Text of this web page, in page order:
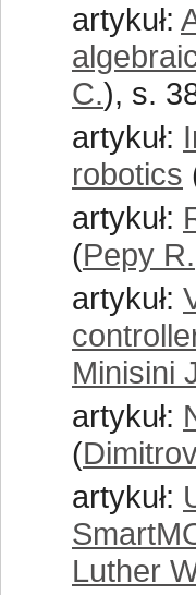
artykuł:
C.), s.
artykuł:
robotics
artykuł:
(Pepy R.
artykuł:
Minisini
artykuł:
(
artykuł:
Luther